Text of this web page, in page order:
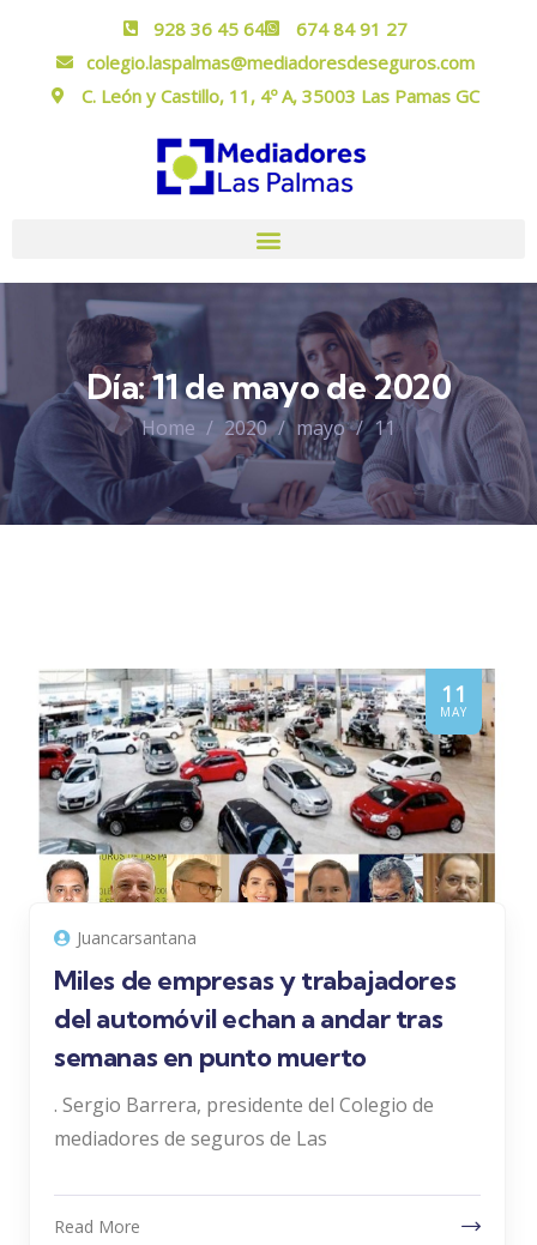
928 36 45 64
674 84 91 27
colegio.laspalmas@mediadoresdeseguros.com
C. León y Castillo, 11, 4º A, 35003 Las Pamas GC
Día:11 de mayo de 2020
Home 2020 mayo 11
11
MAY
Juancarsantana
Miles de empresas y trabajadores
del automóvil echan a andar tras
semanas en punto muerto
. Sergio Barrera, presidente del Colegio de
mediadores de seguros de Las
Read More